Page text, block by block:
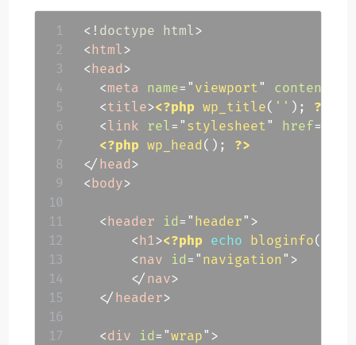
<! doctype html>
<html>
<head>
<meta name= " viewport " content
<title><?php wp_title( '' ) ; ?>
<link rel= " stylesheet " href=
<?php wp_head ( ) ;
?>
</ head>
< body>
<header id= " header" >
<h1><?php echo bloginfo(
<nav id= " navigation " >
</ nav>
</ header>
<div id= "wrap" >